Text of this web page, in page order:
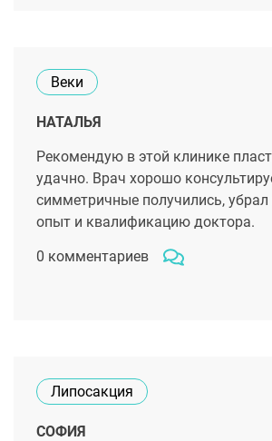
Веки
НАТАЛЬЯ
Рекомендую в этой клинике
удачно. Врач хорошо
симметричные получились,
опыт и квалификацию доктора.
0 комментариев
Липосакция
СОФИЯ